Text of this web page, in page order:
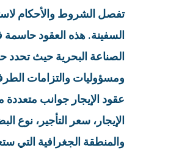
تفصل الشروط والأحكام
السفينة. هذه العقود
الصناعة البحرية حيث تحدد
ومسؤوليات والتزامات
عقود الإيجار جوانب متعددة
الإيجار، سعر التأجير، نوع
والمنطقة الجغرافية التي